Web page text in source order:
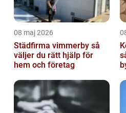
08 maj 2026
Städfirma vimmerby så
väljer du rätt hjälp för
hem och företag